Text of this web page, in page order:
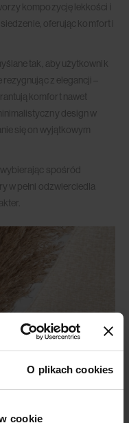
O plikach cookies
cookie
kompozycję lekkości i
oferując komfort i
tak, aby użytkownik
rezygnując z elegancji –
komfort nawet
design w
się on wyjątkowym
spośród
w pełni odzwierciedla